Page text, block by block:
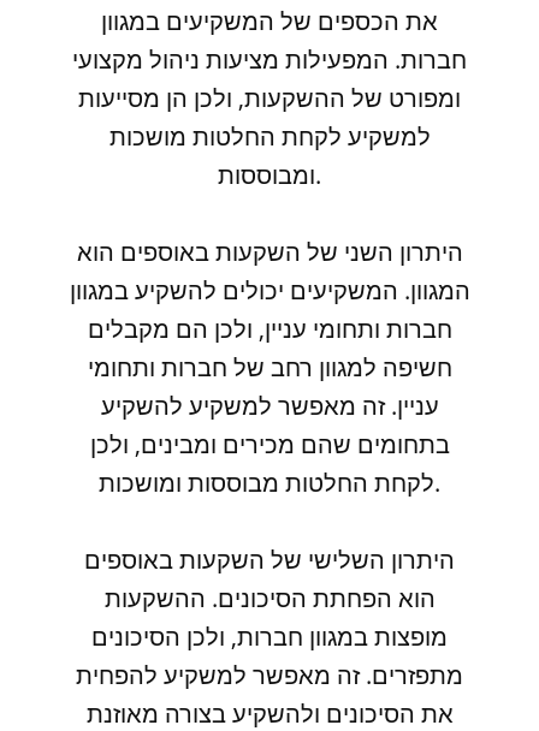
את הכספים של המשקיעים במגוון
חברות. המפעילות מציעות ניהול מקצועי
ומפורט של ההשקעות, ולכן הן מסייעות
למשקיע לקחת החלטות מושכות
ומבוססות.
היתרון השני של השקעות באוספים הוא
המגוון. המשקיעים יכולים להשקיע במגוון
חברות ותחומי עניין, ולכן הם מקבלים
חשיפה למגוון רחב של חברות ותחומי
עניין. זה מאפשר למשקיע להשקיע
בתחומים שהם מכירים ומבינים, ולכן
לקחת החלטות מבוססות ומושכות.
היתרון השלישי של השקעות באוספים
הוא הפחתת הסיכונים. ההשקעות
מופצות במגוון חברות, ולכן הסיכונים
מתפזרים. זה מאפשר למשקיע להפחית
את הסיכונים ולהשקיע בצורה מאוזנת